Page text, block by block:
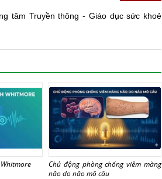
tâm Truyền thông - Giáo dục sức khoẻ
Chủ động phòng chống viêm màng
não do não mô cầu